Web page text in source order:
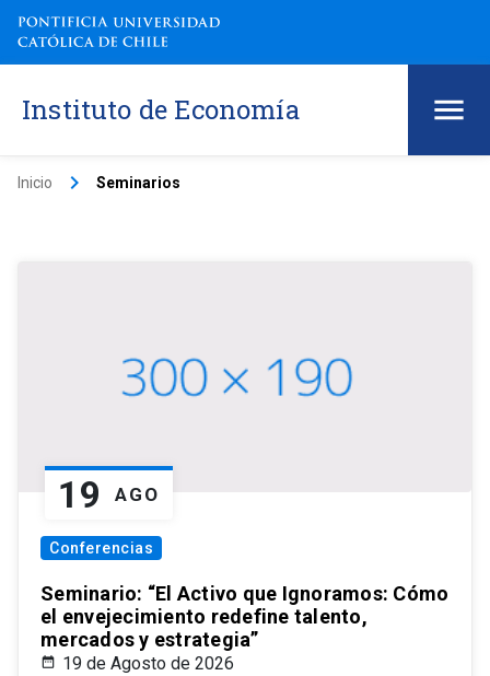
Instituto de Economía
Inicio keyboard_arrow_right Seminarios
19 AGO
Conferencias
Seminario: “El Activo que Ignoramos: Cómo
el envejecimiento redefine talento,
mercados y estrategia”
19 de Agosto de 2026